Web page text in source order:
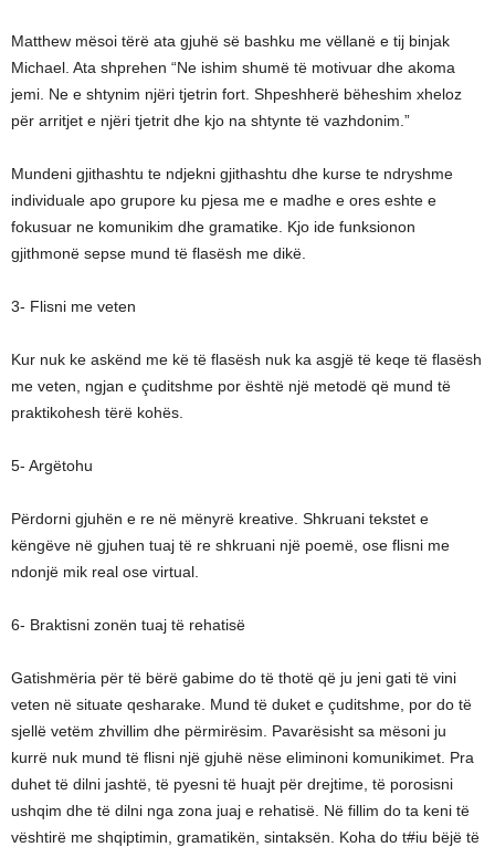
Matthew mësoi tërë ata gjuhë së bashku me vëllanë e tij binjak
Michael. Ata shprehen “Ne ishim shumë të motivuar dhe akoma
jemi. Ne e shtynim njëri tjetrin fort. Shpeshherë bëheshim xheloz
për arritjet e njëri tjetrit dhe kjo na shtynte të vazhdonim.”
Mundeni gjithashtu te ndjekni gjithashtu dhe kurse te ndryshme
individuale apo grupore ku pjesa me e madhe e ores eshte e
fokusuar ne komunikim dhe gramatike. Kjo ide funksionon
gjithmonë sepse mund të flasësh me dikë.
3- Flisni me veten
Kur nuk ke askënd me kë të flasësh nuk ka asgjë të keqe të flasësh
me veten, ngjan e çuditshme por është një metodë që mund të
praktikohesh tërë kohës.
5- Argëtohu
Përdorni gjuhën e re në mënyrë kreative. Shkruani tekstet e
këngëve në gjuhen tuaj të re shkruani një poemë, ose flisni me
ndonjë mik real ose virtual.
6- Braktisni zonën tuaj të rehatisë
Gatishmëria për të bërë gabime do të thotë që ju jeni gati të vini
veten në situate qesharake. Mund të duket e çuditshme, por do të
sjellë vetëm zhvillim dhe përmirësim. Pavarësisht sa mësoni ju
kurrë nuk mund të flisni një gjuhë nëse eliminoni komunikimet. Pra
duhet të dilni jashtë, të pyesni të huajt për drejtime, të porosisni
ushqim dhe të dilni nga zona juaj e rehatisë. Në fillim do ta keni të
vështirë me shqiptimin, gramatikën, sintaksën. Koha do t#iu bëjë të